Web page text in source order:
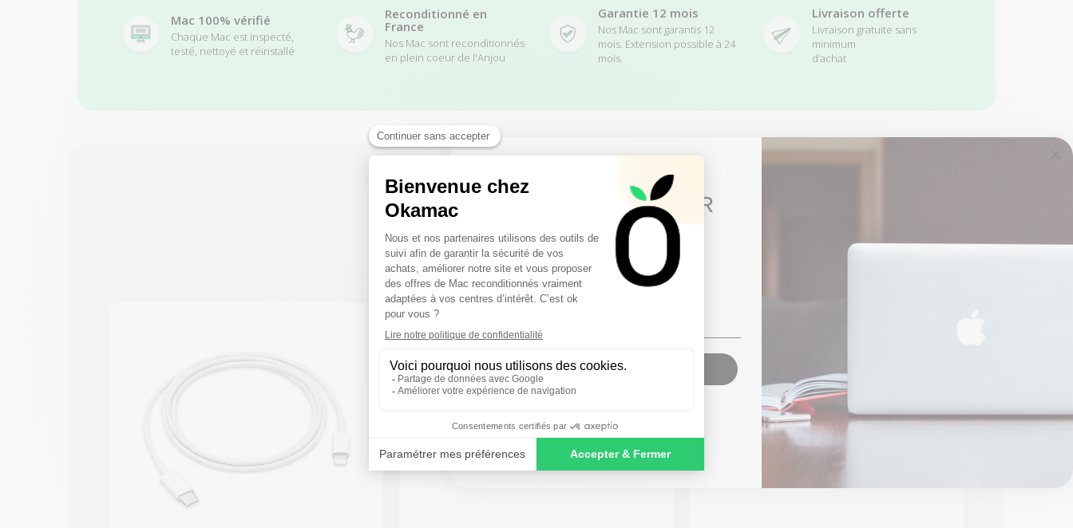
Mac 100% vérifié
Chaque Mac est inspecté,
testé, nettoyé et réinstallé
Reconditionné en
France
Nos Mac sont reconditionnés
en plein coeur de l'Anjou
Garantie 12 mois
Nos Mac sont garantis 12
mois. Extension possible à 24
mois.
Livraison offerte
Livraison gratuite sans
minimum
d’achat
Pour compléter votre pack
Les indispensables mac
10€ FREE ON YOUR
FIRST ORDER
Sign up to receive your discount.
SIGN ME UP!